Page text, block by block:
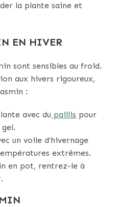
la plante saine et
EN HIVER
sont sensibles au froid.
aux hivers rigoureux,
:
avec du paillis pour
un voile d’hivernage
extrêmes.
en pot, rentrez-le à